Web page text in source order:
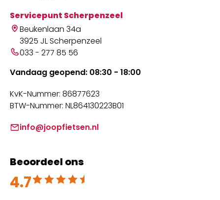
Servicepunt Scherpenzeel
Beukenlaan 34a
3925 JL Scherpenzeel
033 - 277 85 56
Vandaag geopend: 08:30 - 18:00
KvK-Nummer: 86877623
BTW-Nummer: NL864130223B01
info@joopfietsen.nl
Beoordeel ons
4.7
Beoordeeld met 4.7 uit 5